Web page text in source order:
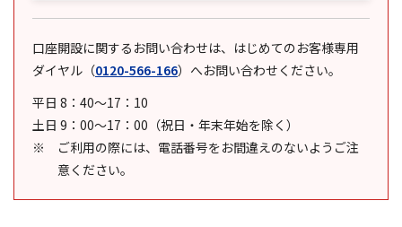
口座開設に関するお問い合わせは、はじめてのお客様専用
ダイヤル （0120-566-166） へお問い合わせください。
平日 8：40～17：10
土日 9：00～17：00（祝日・年末年始を除く）
ご利用の際には、電話番号をお間違えのないようご注
意ください。